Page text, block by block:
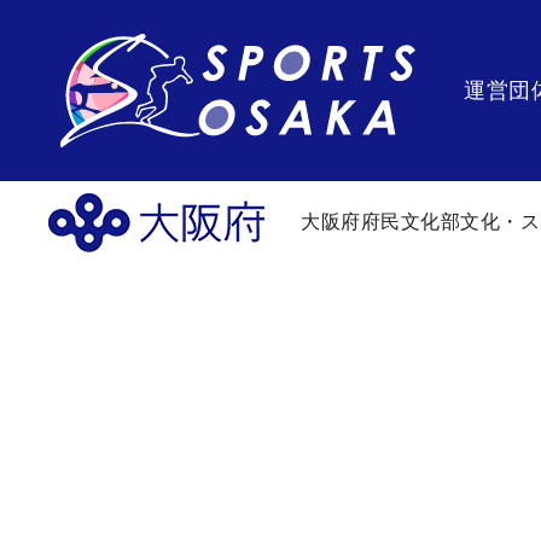
運営団
大阪府府民文化部文化・